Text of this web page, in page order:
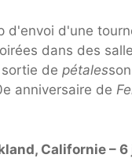
d'envoi d'une
dans des
de pétales
anniversaire de
Californie –